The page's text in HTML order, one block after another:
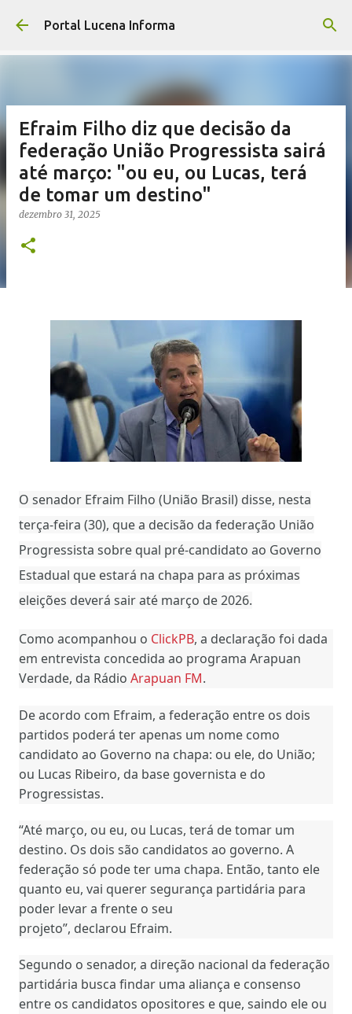
Pular para o conteúdo principal
Portal Lucena Informa
Efraim Filho diz que decisão da
federação União Progressista sairá
até março: "ou eu, ou Lucas, terá
de tomar um destino"
dezembro 31, 2025
O senador Efraim Filho (União Brasil) disse, nesta
terça-feira (30), que a decisão da federação União
Progressista sobre qual pré-candidato ao Governo
Estadual que estará na chapa para as próximas
eleições deverá sair até março de 2026.
Como acompanhou o ClickPB, a declaração foi dada
em entrevista concedida ao programa Arapuan
Verdade, da Rádio Arapuan FM.
De acordo com Efraim, a federação entre os dois
partidos poderá ter apenas um nome como
candidato ao Governo na chapa: ou ele, do União;
ou Lucas Ribeiro, da base governista e do
Progressistas.
“Até março, ou eu, ou Lucas, terá de tomar um
destino. Os dois são candidatos ao governo. A
federação só pode ter uma chapa. Então, tanto ele
quanto eu, vai querer segurança partidária para
poder levar a frente o seu
projeto”, declarou Efraim.
Segundo o senador, a direção nacional da federação
partidária busca findar uma aliança e consenso
entre os candidatos opositores e que, saindo ele ou